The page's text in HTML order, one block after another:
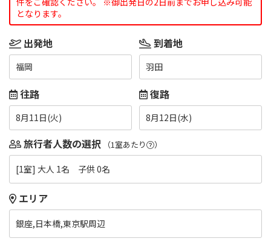
となります。
出発地
福岡
到着地
羽田
往路
8月11日(火)
復路
8月12日(水)
旅行者人数の選択 （1室あたり ）
[1室] 大人 1名 子供 0名
エリア
銀座,日本橋,東京駅周辺